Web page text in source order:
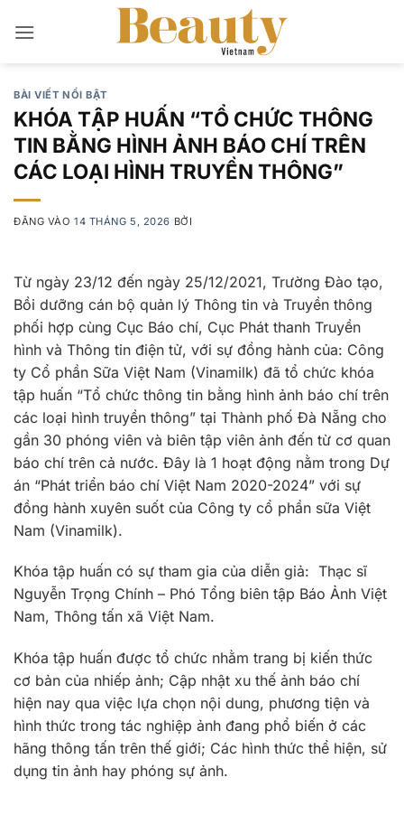
qua
BÀI VIẾT NỔI BẬT
KHÓA TẬP HUẤN “TỔ CHỨC THÔNG
TIN BẰNG HÌNH ẢNH BÁO CHÍ TRÊN
CÁC LOẠI HÌNH TRUYỀN THÔNG”
ĐĂNG VÀO14 THÁNG 5, 2026 BỞI
Từ ngày 23/12 đến ngày 25/12/2021, Trường Đào tạo,
Bồi dưỡng cán bộ quản lý Thông tin và Truyền thông
phối hợp cùng Cục Báo chí, Cục Phát thanh Truyền
hình và Thông tin điện tử, với sự đồng hành của: Công
ty Cổ phần Sữa Việt Nam (Vinamilk) đã tổ chức khóa
tập huấn “Tổ chức thông tin bằng hình ảnh báo chí trên
các loại hình truyền thông” tại Thành phố Đà Nẵng cho
gần 30 phóng viên và biên tập viên ảnh đến từ cơ quan
báo chí trên cả nước. Đây là 1 hoạt động nằm trong Dự
án “Phát triển báo chí Việt Nam 2020-2024” với sự
đồng hành xuyên suốt của Công ty cổ phần sữa Việt
Nam (Vinamilk).
Khóa tập huấn có sự tham gia của diễn giả: Thạc sĩ
Nguyễn Trọng Chính – Phó Tổng biên tập Báo Ảnh Việt
Nam, Thông tấn xã Việt Nam.
Khóa tập huấn được tổ chức nhằm trang bị kiến thức
cơ bản của nhiếp ảnh; Cập nhật xu thế ảnh báo chí
hiện nay qua việc lựa chọn nội dung, phương tiện và
hình thức trong tác nghiệp ảnh đang phổ biến ở các
hãng thông tấn trên thế giới; Các hình thức thể hiện, sử
dụng tin ảnh hay phóng sự ảnh.